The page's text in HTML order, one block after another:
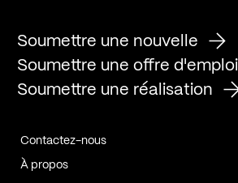
Soumettre une nouvelle
Soumettre une offre d'emploi
Soumettre une réalisation
Contactez-nous
À propos